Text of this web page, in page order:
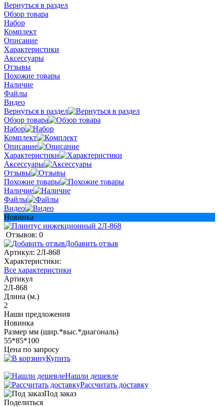
Вернуться в раздел
Обзор товара
Набор
Комплект
Описание
Характеристики
Аксессуары
Отзывы
Похожие товары
Наличие
Файлы
Видео
Вернуться в раздел
Обзор товара
Набор
Комплект
Описание
Характеристики
Аксессуары
Отзывы
Похожие товары
Наличие
Файлы
Видео
Новинка
Отзывов: 0
Добавить отзыв
Артикул: 2Л-868
Характеристики:
Все характеристики
Артикул
2Л-868
Длина (м.)
2
Наши предложения
Новинка
Размер мм (шир.*выс.*диагональ)
55*85*100
Цена по запросу
Купить
Нашли дешевле
Рассчитать доставку
Под заказ
Поделиться